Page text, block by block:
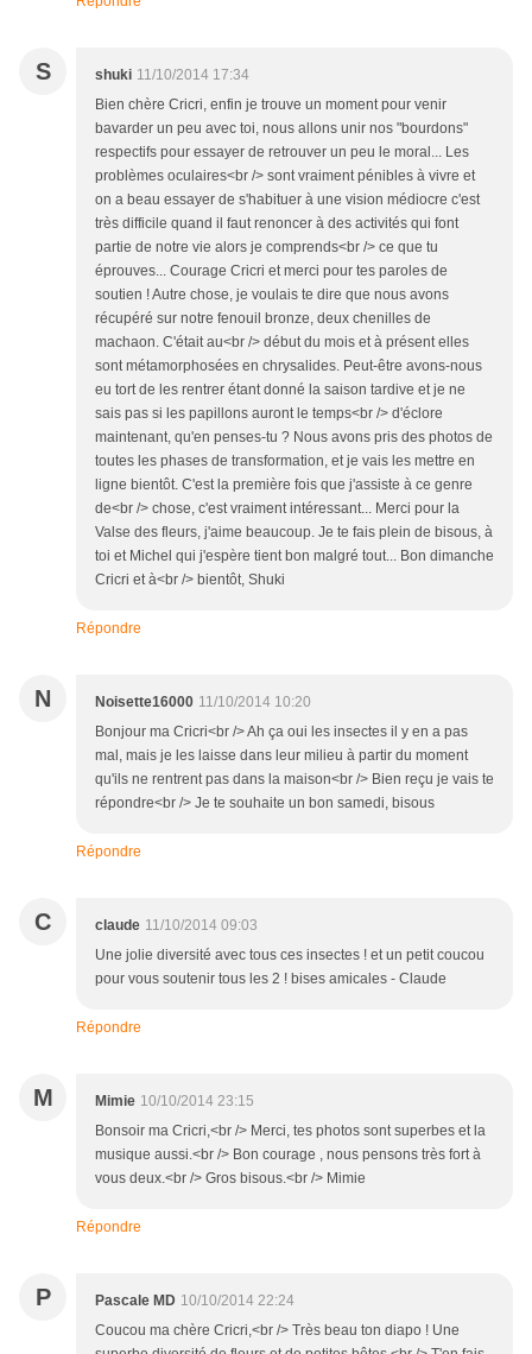
S shuki 11/10/2014 17:34
Bien chère Cricri, enfin je trouve un moment pour venir
bavarder un peu avec toi, nous allons unir nos "bourdons"
respectifs pour essayer de retrouver un peu le moral... Les
problèmes oculaires<br /> sont vraiment pénibles à vivre et
on a beau essayer de s'habituer à une vision médiocre c'est
très difficile quand il faut renoncer à des activités qui font
partie de notre vie alors je comprends<br /> ce que tu
éprouves... Courage Cricri et merci pour tes paroles de
soutien ! Autre chose, je voulais te dire que nous avons
récupéré sur notre fenouil bronze, deux chenilles de
machaon. C'était au<br /> début du mois et à présent elles
sont métamorphosées en chrysalides. Peut-être avons-nous
eu tort de les rentrer étant donné la saison tardive et je ne
sais pas si les papillons auront le temps<br /> d'éclore
maintenant, qu'en penses-tu ? Nous avons pris des photos de
toutes les phases de transformation, et je vais les mettre en
ligne bientôt. C'est la première fois que j'assiste à ce genre
de<br /> chose, c'est vraiment intéressant... Merci pour la
Valse des fleurs, j'aime beaucoup. Je te fais plein de bisous, à
toi et Michel qui j'espère tient bon malgré tout... Bon dimanche
Cricri et à<br /> bientôt, Shuki
Répondre
N Noisette16000 11/10/2014 10:20
Bonjour ma Cricri<br /> Ah ça oui les insectes il y en a pas
mal, mais je les laisse dans leur milieu à partir du moment
qu'ils ne rentrent pas dans la maison<br /> Bien reçu je vais te
répondre<br /> Je te souhaite un bon samedi, bisous
Répondre
C claude 11/10/2014 09:03
Une jolie diversité avec tous ces insectes ! et un petit coucou
pour vous soutenir tous les 2 ! bises amicales - Claude
Répondre
M Mimie 10/10/2014 23:15
Bonsoir ma Cricri,<br /> Merci, tes photos sont superbes et la
musique aussi.<br /> Bon courage , nous pensons très fort à
vous deux.<br /> Gros bisous.<br /> Mimie
Répondre
P Pascale MD 10/10/2014 22:24
Coucou ma chère Cricri,<br /> Très beau ton diapo ! Une